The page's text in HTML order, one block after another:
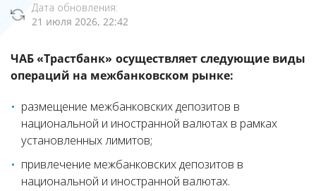
Дата обновления:
21 июля 2026, 22:42
ЧАБ «Трастбанк» осуществляет следующие виды
операций на межбанковском рынке:
размещение межбанковских депозитов в
национальной и иностранной валютах в рамках
установленных лимитов;
привлечение межбанковских депозитов в
национальной и иностранной валютах.